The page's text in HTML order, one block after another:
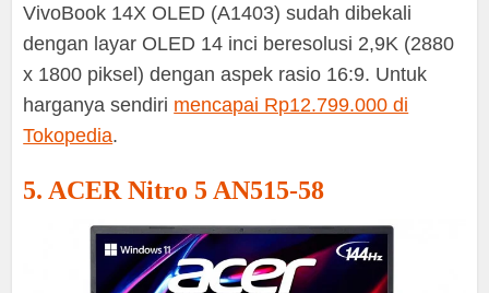
VivoBook 14X OLED (A1403) sudah dibekali
dengan layar OLED 14 inci beresolusi 2,9K (2880
x 1800 piksel) dengan aspek rasio 16:9. Untuk
harganya sendiri mencapai Rp12.799.000 di
Tokopedia.
5. ACER Nitro 5 AN515-58